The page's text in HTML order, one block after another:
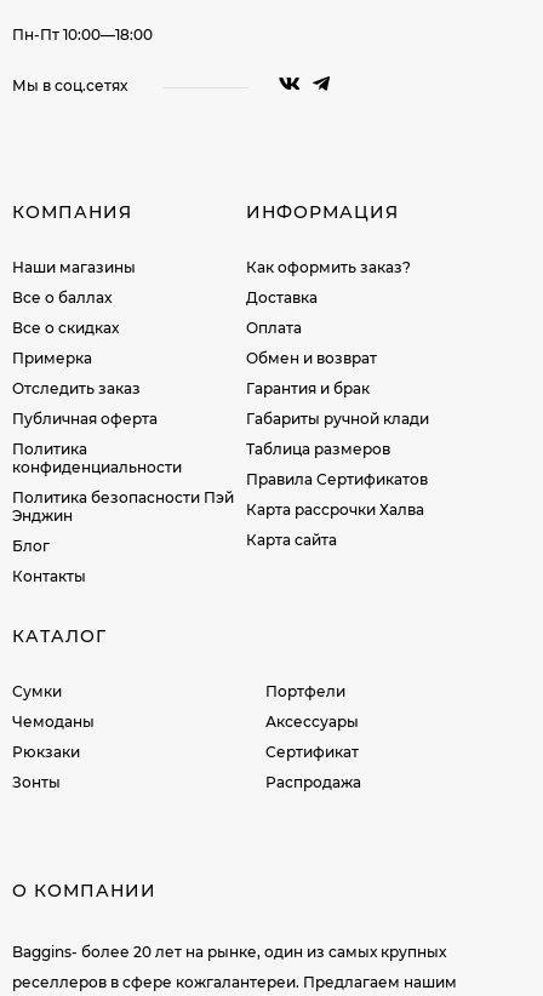
Пн-Пт 10:00—18:00
Мы в соц.сетях
КОМПАНИЯ
Наши магазины
Все о баллах
Все о скидках
Примерка
Отследить заказ
Публичная оферта
Политика
конфиденциальности
Политика безопасности Пэй
Энджин
Блог
Контакты
ИНФОРМАЦИЯ
Как оформить заказ?
Доставка
Оплата
Обмен и возврат
Гарантия и брак
Габариты ручной клади
Таблица размеров
Правила Сертификатов
Карта рассрочки Халва
Карта сайта
КАТАЛОГ
Сумки
Чемоданы
Рюкзаки
Зонты
Портфели
Аксессуары
Сертификат
Распродажа
О КОМПАНИИ
Baggins- более 20 лет на рынке, один из самых крупных
реселлеров в сфере кожгалантереи. Предлагаем нашим